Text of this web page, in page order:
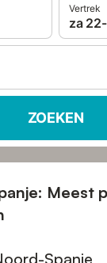
Vertrek
za
ZOEKEN
Meest
Spanje